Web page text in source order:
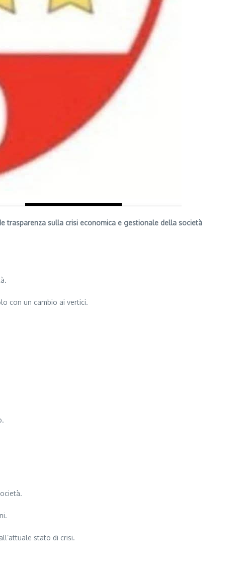
trasparenza sulla crisi economica e gestionale della società
con un cambio ai vertici.
stato di crisi.